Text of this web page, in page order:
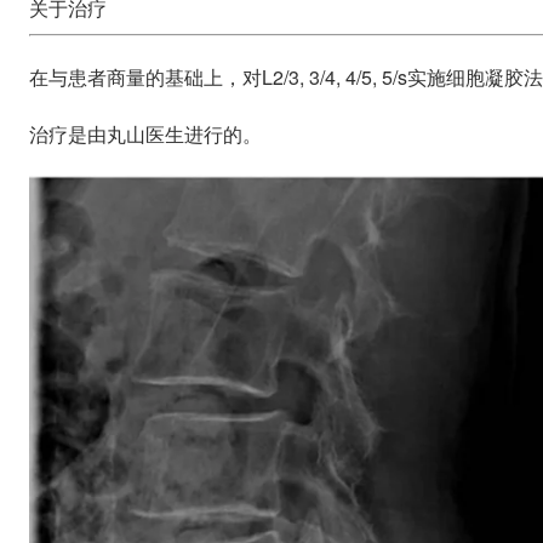
关于治疗
在与患者商量的基础上，对L2/3, 3/4, 4/5, 5/s实施细胞凝胶
治疗是由丸山医生进行的。